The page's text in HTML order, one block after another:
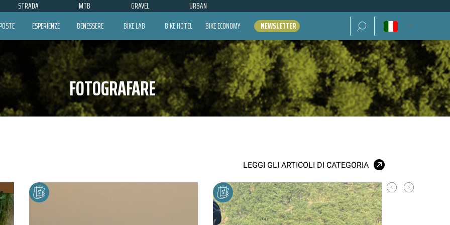
STRADA MTB GRAVEL URBAN
ESPERIENZE BENESSERE BIKE LAB BIKE HOTEL BIKE ECONOMY NEWSLETTER Ricerca per:
FOTOGRAFARE
LEGGI GLI ARTICOLI DI CATEGORIA